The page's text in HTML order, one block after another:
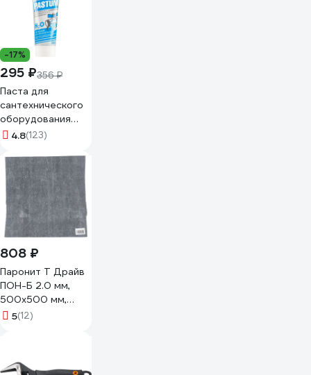
-17%
295 ₽356 ₽
Паста для
сантехнического
оборудования
ВМПАВТО Pastum
8105
4.8(123)
808 ₽
Паронит Т Драйв
ПОН-Б 2.0 мм,
500х500 мм,
ГОСТ 481-80
5(12)